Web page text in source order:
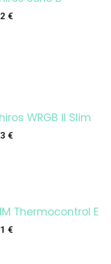
€
WRGB II Slim
€
Thermocontrol E
€